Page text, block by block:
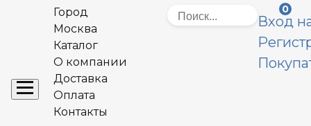
Город
Москва
Каталог
О компании
Доставка
Оплата
Контакты
Вход
0